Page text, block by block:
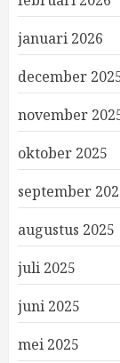
januari 2026
december
november
oktober 2025
september
augustus 2025
juli 2025
juni 2025
mei 2025